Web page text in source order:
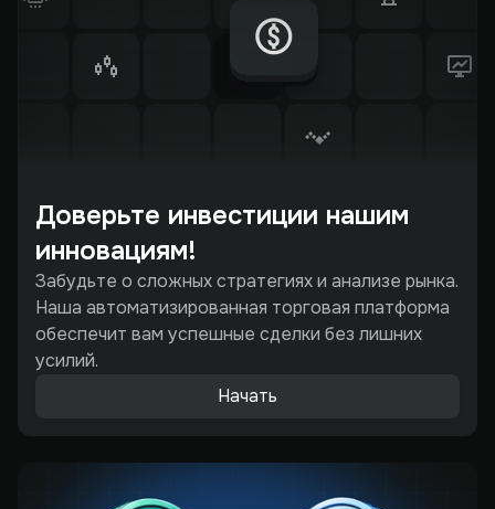
Доверьте инвестиции нашим
инновациям!
Забудьте о сложных стратегиях и анализе рынка.
Наша автоматизированная торговая платформа
обеспечит вам успешные сделки без лишних
усилий.
Начать